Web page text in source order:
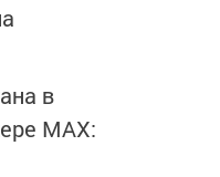
в
MАХ: